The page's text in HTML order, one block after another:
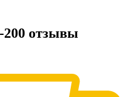
200 отзывы